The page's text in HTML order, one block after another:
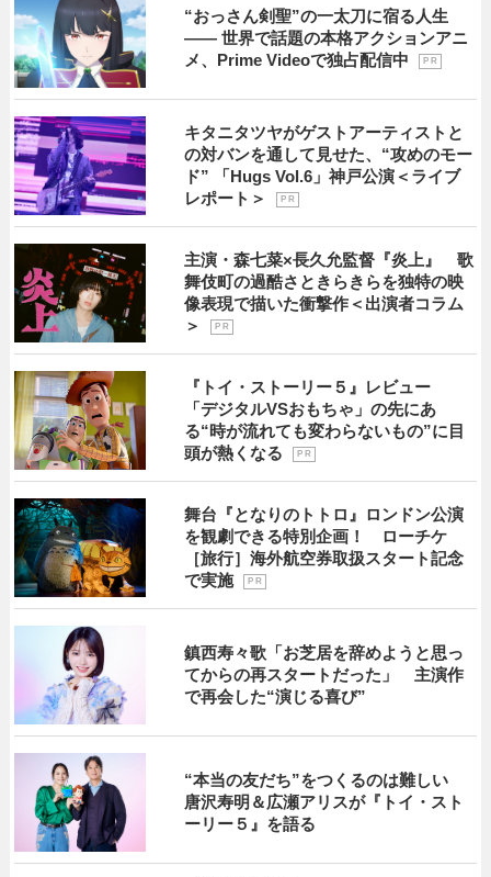
“おっさん剣聖”の一太刀に宿る人生
―― 世界で話題の本格アクションアニ
メ、Prime Videoで独占配信中
P R
キタニタツヤがゲストアーティストと
の対バンを通して見せた、“攻めのモー
ド” 「Hugs Vol.6」神戸公演＜ライブ
レポート＞
P R
主演・森七菜×長久允監督『炎上』 歌
舞伎町の過酷さときらきらを独特の映
像表現で描いた衝撃作＜出演者コラム
＞
P R
『トイ・ストーリー５』レビュー
「デジタルVSおもちゃ」の先にあ
る“時が流れても変わらないもの”に目
頭が熱くなる
P R
舞台『となりのトトロ』ロンドン公演
を観劇できる特別企画！ ローチケ
［旅行］海外航空券取扱スタート記念
で実施
P R
鎮西寿々歌「お芝居を辞めようと思っ
てからの再スタートだった」 主演作
で再会した“演じる喜び”
“本当の友だち”をつくるのは難しい
唐沢寿明＆広瀬アリスが『トイ・スト
ーリー５』を語る